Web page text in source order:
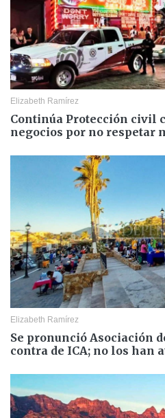
Elizabeth Ramírez
Continúa Protección civil
negocios por no respetar
Elizabeth Ramírez
Se pronunció Asociación
contra de ICA; no los han